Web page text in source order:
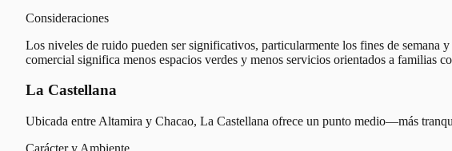
Consideraciones
Los niveles de ruido pueden ser significativos, particularmente los fines de semana
comercial significa menos espacios verdes y menos servicios orientados a familias
La Castellana
Ubicada entre Altamira y Chacao, La Castellana ofrece un punto medio—más
Carácter y Ambiente